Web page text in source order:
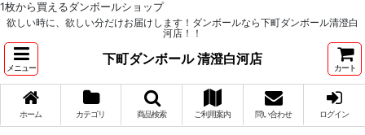
1枚から買えるダンボールショップ
欲しい時に、欲しい分だけお届けします！ダンボールなら下町ダンボール清澄白
河店！！
メニュー
下町ダンボール 清澄白河店
カート
ホーム カテゴリ 商品検索 ご利用案内 問い合わせ ログイン